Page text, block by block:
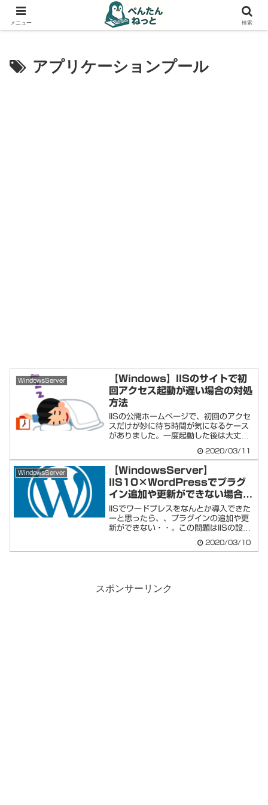
PCやガジェットの備忘録
アプリケーションプール
WindowsServer
【Windows】IISのサイトで初
回アクセス起動が遅い場合の対処
方法
IISの公開ホームページで、初回のアクセ
スだけが妙に待ち時間が気になるケース
がありました。一度起動した後は大丈夫
2020/03/11
WindowsServer
【WindowsServer】
IIS10×WordPressでプラグ
イン追加や更新ができない場合の
対処方法
IISでワードプレスをなんとか導入できた
ーと思ったら、、プラグインの追加や更
新ができない・・。この問題はIISの設定
2020/03/10
スポンサーリンク
メニュー 検索